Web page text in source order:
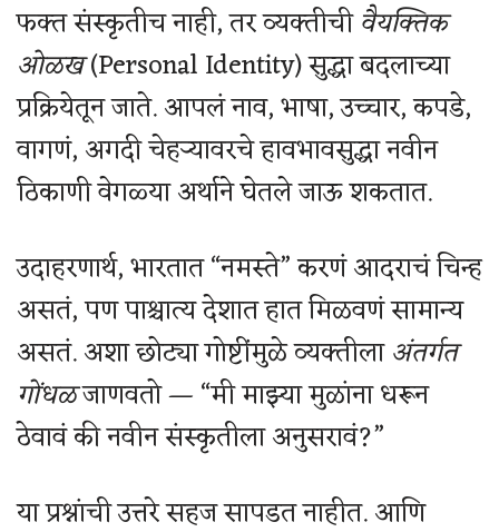
फक्त संस्कृतीच नाही, तर व्यक्तीचीवैयक्तिक
ओळख(Personal Identity) सुद्धा बदलाच्या
प्रक्रियेतून जाते. आपलं नाव, भाषा, उच्चार, कपडे,
वागणं, अगदी चेहऱ्यावरचे हावभावसुद्धा नवीन
ठिकाणी वेगळ्या अर्थाने घेतले जाऊ शकतात.
उदाहरणार्थ, भारतात “नमस्ते” करणं आदराचं चिन्ह
असतं, पण पाश्चात्य देशात हात मिळवणं सामान्य
असतं. अशा छोट्या गोष्टींमुळे व्यक्तीलाअंतर्गत
गोंधळजाणवतो — “मी माझ्या मुळांना धरून
ठेवावं की नवीन संस्कृतीला अनुसरावं?”
या प्रश्नांची उत्तरे सहज सापडत नाहीत. आणि